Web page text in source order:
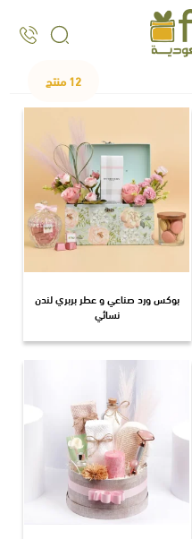
12 منتج
بوكس ورد صناعي و عطر بربري لندن
نسائي